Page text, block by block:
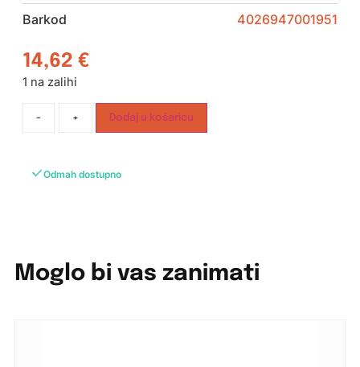
Barkod
4026947001951
14,62 €
1 na zalihi
- + Dodaj u košaricu
Odmah dostupno
Moglo bi vas zanimati